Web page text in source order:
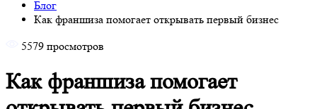
Блог
Как франшиза помогает открывать первый бизнес
5579 просмотров
Как франшиза помогает